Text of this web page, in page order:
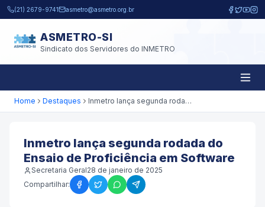
Pular para o conteúdo principal
(21) 2679-9741 asmetro@asmetro.org.br
ASMETRO-SI
Sindicato dos Servidores do INMETRO
Home Destaques Inmetro lança segunda rodada do Ensaio de Proficiência em Software
Inmetro lança segunda rodada do
Ensaio de Proficiência em Software
Secretaria Geral28 de janeiro de 2025
Compartilhar: